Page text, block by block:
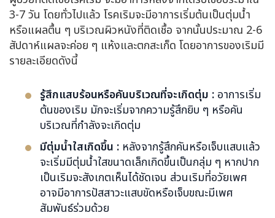
3-7 วัน โดยทั่วไปแล้ว โรคเริมจะมีอาการเริ่มต้นเป็นตุ่มน้ำ
หรือแผลตื้น ๆ บริเวณผิวหนังที่ติดเชื้อ จากนั้นประมาณ 2-6
สัปดาห์แผลจะค่อย ๆ แห้งและตกสะเก็ด โดยอาการของเริมมี
รายละเอียดดังนี้
รู้สึกแสบร้อนหรือคันบริเวณที่จะเกิดตุ่ม : อาการเริ่ม
ต้นของเริม มักจะเริ่มจากความรู้สึกยิบ ๆ หรือคัน
บริเวณที่กำลังจะเกิดตุ่ม
มีตุ่มน้ำใสเกิดขึ้น : หลังจากรู้สึกคันหรือเจ็บแสบแล้ว
จะเริ่มมีตุ่มน้ำใสขนาดเล็กเกิดขึ้นเป็นกลุ่ม ๆ หากปาก
เป็นเริมจะสังเกตเห็นได้ชัดเจน ส่วนเริมที่อวัยเพศ
อาจมีอาการปัสสาวะแสบขัดหรือเจ็บขณะมีเพศ
สัมพันธ์ร่วมด้วย